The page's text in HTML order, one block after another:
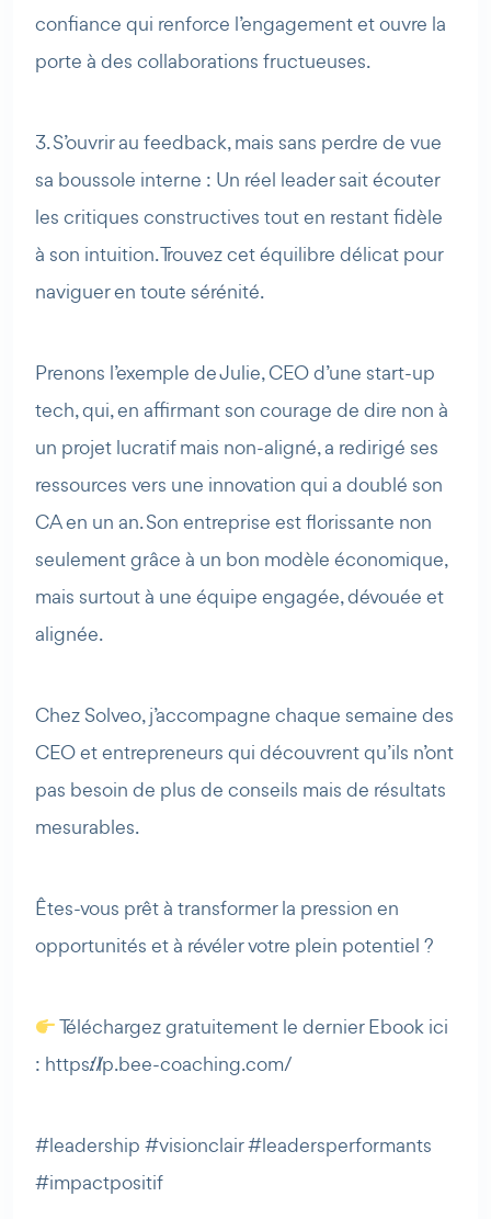
confiance qui renforce l’engagement et ouvre la
porte à des collaborations fructueuses.
3. S’ouvrir au feedback, mais sans perdre de vue
sa boussole interne : Un réel leader sait écouter
les critiques constructives tout en restant fidèle
à son intuition. Trouvez cet équilibre délicat pour
naviguer en toute sérénité.
Prenons l’exemple de Julie, CEO d’une start-up
tech, qui, en affirmant son courage de dire non à
un projet lucratif mais non-aligné, a redirigé ses
ressources vers une innovation qui a doublé son
CA en un an. Son entreprise est florissante non
seulement grâce à un bon modèle économique,
mais surtout à une équipe engagée, dévouée et
alignée.
Chez Solveo, j’accompagne chaque semaine des
CEO et entrepreneurs qui découvrent qu’ils n’ont
pas besoin de plus de conseils mais de résultats
mesurables.
Êtes-vous prêt à transformer la pression en
opportunités et à révéler votre plein potentiel ?
Téléchargez gratuitement le dernier Ebook ici
: https://lp.bee-coaching.com/
#leadership #visionclair #leadersperformants
#impactpositif